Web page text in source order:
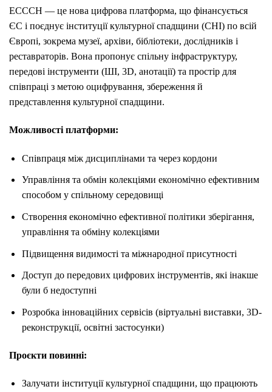
ECCCH — це нова цифрова платформа, що фінансується
ЄС і поєднує інституції культурної спадщини (CHI) по всій
Європі, зокрема музеї, архіви, бібліотеки, дослідників і
реставраторів. Вона пропонує спільну інфраструктуру,
передові інструменти (ШІ, 3D, анотації) та простір для
співпраці з метою оцифрування, збереження й
представлення культурної спадщини.
Можливості платформи:
Співпраця між дисциплінами та через кордони
Управління та обмін колекціями економічно ефективним
способом у спільному середовищі
Створення економічно ефективної політики зберігання,
управління та обміну колекціями
Підвищення видимості та міжнародної присутності
Доступ до передових цифрових інструментів, які інакше
були б недоступні
Розробка інноваційних сервісів (віртуальні виставки, 3D-
реконструкції, освітні застосунки)
Проєкти повинні:
Залучати інституції культурної спадщини, що працюють